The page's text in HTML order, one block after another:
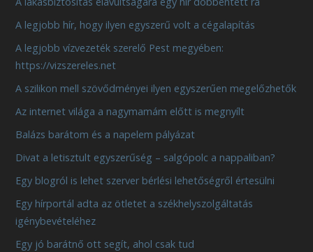
A legjobb hír, hogy ilyen egyszerű volt a cégalapítás
A legjobb vízvezeték szerelő Pest megyében:
https://vizszereles.net
A szilikon mell szövődményei ilyen egyszerűen megelőzhetők
Az internet világa a nagymamám előtt is megnyílt
Balázs barátom és a napelem pályázat
Divat a letisztult egyszerűség – salgópolc a nappaliban?
Egy blogról is lehet szerver bérlési lehetőségről értesülni
Egy hírportál adta az ötletet a székhelyszolgáltatás
igénybevételéhez
Egy jó barátnő ott segít, ahol csak tud